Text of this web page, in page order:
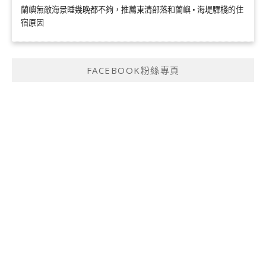
蘭嶼無敵海景睡幾晚都不夠，推薦東清部落和蘭嶼 • 海堤驛棧的住
宿原因
FACEBOOK粉絲專頁